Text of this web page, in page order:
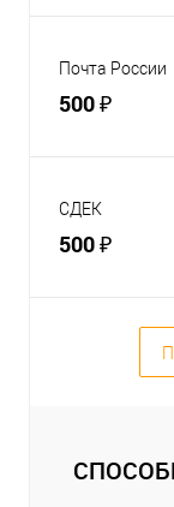
Почта России
500 ₽
СДЕК
500 ₽